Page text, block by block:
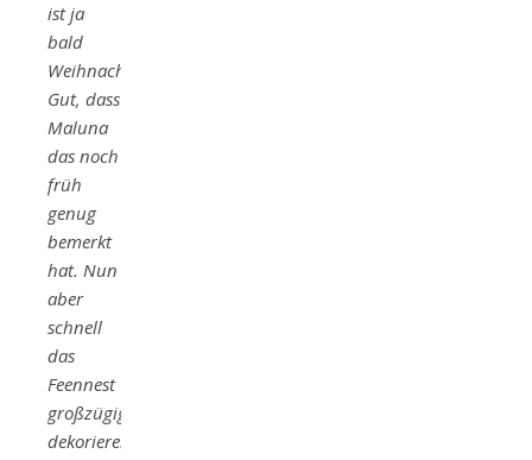
ist ja
bald
Weihnachten!
Gut, dass
Maluna
das noch
früh
genug
bemerkt
hat. Nun
aber
schnell
das
Feennest
großzügig
dekorieren